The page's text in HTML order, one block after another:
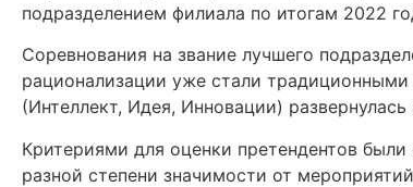
подразделением филиала по итогам 2022
Соревнования на звание лучшего
рационализации уже стали
(Интеллект, Идея, Инновации)
Критериями для оценки претендентов
разной степени значимости от